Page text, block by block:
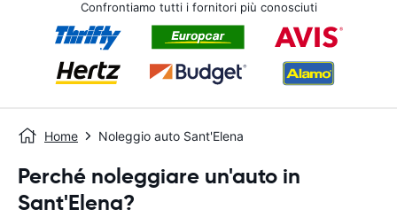
Confrontiamo tutti i fornitori più conosciuti
Home Noleggio auto Sant'Elena
Perché noleggiare un'auto in
Sant'Elena?